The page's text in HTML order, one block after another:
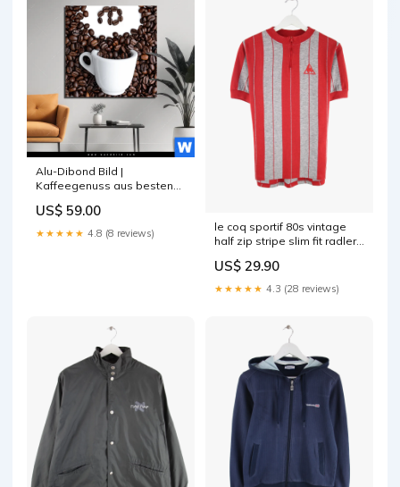
Alu-Dibond Bild |
Kaffeegenuss aus besten
US$ 59.00
★★★★★ 4.8 (8 reviews)
le coq sportif 80s vintage
half zip stripe slim fit radler
Gestreift
US$ 29.90
★★★★★ 4.3 (28 reviews)